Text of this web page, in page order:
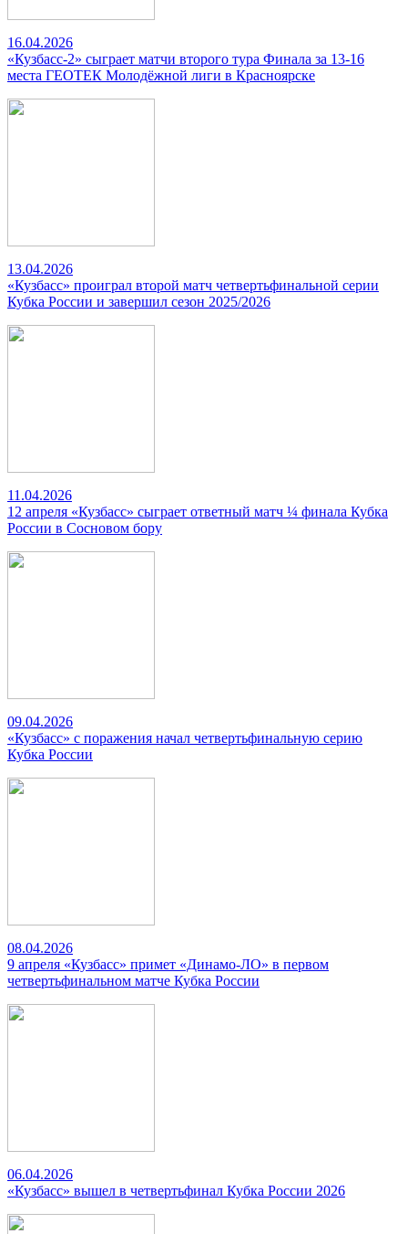
16.04.2026
«Кузбасс-2» сыграет матчи второго тура Финала за 13-16
места ГЕОТЕК Молодёжной лиги в Красноярске
13.04.2026
«Кузбасс» проиграл второй матч четвертьфинальной серии
Кубка России и завершил сезон 2025/2026
11.04.2026
12 апреля «Кузбасс» сыграет ответный матч ¼ финала Кубка
России в Сосновом бору
09.04.2026
«Кузбасс» с поражения начал четвертьфинальную серию
Кубка России
08.04.2026
9 апреля «Кузбасс» примет «Динамо-ЛО» в первом
четвертьфинальном матче Кубка России
06.04.2026
«Кузбасс» вышел в четвертьфинал Кубка России 2026